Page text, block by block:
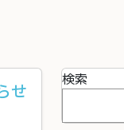
せ
検索